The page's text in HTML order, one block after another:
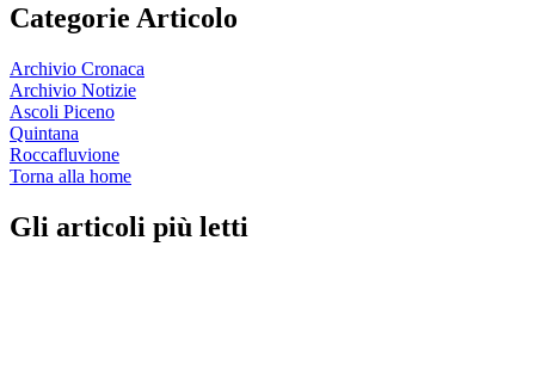
Categorie Articolo
Archivio Cronaca
Archivio Notizie
Ascoli Piceno
Quintana
Roccafluvione
Torna alla home
Gli articoli più letti